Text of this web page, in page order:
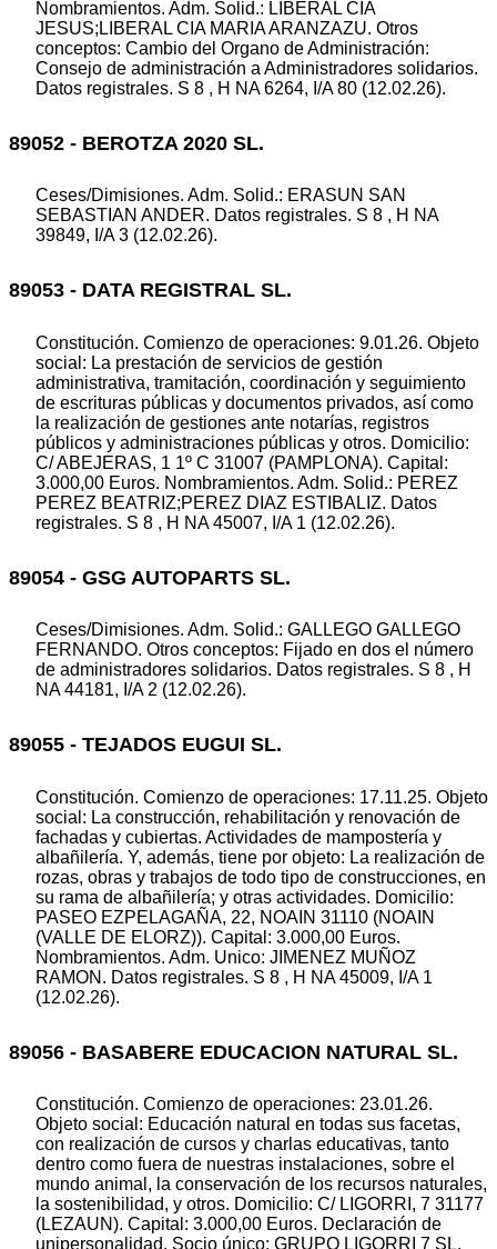
Nombramientos. Adm. Solid.: LIBERAL CIA
JESUS;LIBERAL CIA MARIA ARANZAZU. Otros
conceptos: Cambio del Organo de Administración:
Consejo de administración a Administradores solidarios.
Datos registrales. S 8 , H NA 6264, I/A 80 (12.02.26).
89052 - BEROTZA 2020 SL.
Ceses/Dimisiones. Adm. Solid.: ERASUN SAN
SEBASTIAN ANDER. Datos registrales. S 8 , H NA
39849, I/A 3 (12.02.26).
89053 - DATA REGISTRAL SL.
Constitución. Comienzo de operaciones: 9.01.26. Objeto
social: La prestación de servicios de gestión
administrativa, tramitación, coordinación y seguimiento
de escrituras públicas y documentos privados, así como
la realización de gestiones ante notarías, registros
públicos y administraciones públicas y otros. Domicilio:
C/ ABEJERAS, 1 1º C 31007 (PAMPLONA). Capital:
3.000,00 Euros. Nombramientos. Adm. Solid.: PEREZ
PEREZ BEATRIZ;PEREZ DIAZ ESTIBALIZ. Datos
registrales. S 8 , H NA 45007, I/A 1 (12.02.26).
89054 - GSG AUTOPARTS SL.
Ceses/Dimisiones. Adm. Solid.: GALLEGO GALLEGO
FERNANDO. Otros conceptos: Fijado en dos el número
de administradores solidarios. Datos registrales. S 8 , H
NA 44181, I/A 2 (12.02.26).
89055 - TEJADOS EUGUI SL.
Constitución. Comienzo de operaciones: 17.11.25. Objeto
social: La construcción, rehabilitación y renovación de
fachadas y cubiertas. Actividades de mampostería y
albañilería. Y, además, tiene por objeto: La realización de
rozas, obras y trabajos de todo tipo de construcciones, en
su rama de albañilería; y otras actividades. Domicilio:
PASEO EZPELAGAÑA, 22, NOAIN 31110 (NOAIN
(VALLE DE ELORZ)). Capital: 3.000,00 Euros.
Nombramientos. Adm. Unico: JIMENEZ MUÑOZ
RAMON. Datos registrales. S 8 , H NA 45009, I/A 1
(12.02.26).
89056 - BASABERE EDUCACION NATURAL SL.
Constitución. Comienzo de operaciones: 23.01.26.
Objeto social: Educación natural en todas sus facetas,
con realización de cursos y charlas educativas, tanto
dentro como fuera de nuestras instalaciones, sobre el
mundo animal, la conservación de los recursos naturales,
la sostenibilidad, y otros. Domicilio: C/ LIGORRI, 7 31177
(LEZAUN). Capital: 3.000,00 Euros. Declaración de
unipersonalidad. Socio único: GRUPO LIGORRI 7 SL.